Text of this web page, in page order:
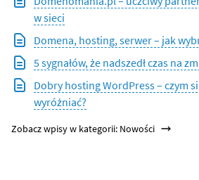
w sieci
Domena, hosting, serwer – jak
5 sygnałów, że nadszedł czas na
Dobry hosting WordPress – czym
wyróżniać?
Zobacz wpisy w kategorii: Nowości